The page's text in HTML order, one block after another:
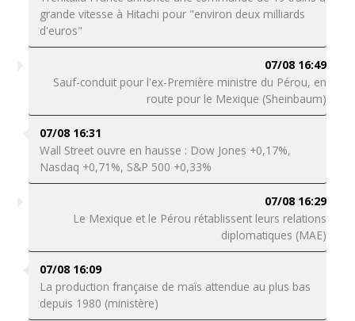
grande vitesse à Hitachi pour "environ deux milliards
d'euros"
07/08 16:49
Sauf-conduit pour l'ex-Première ministre du Pérou, en
route pour le Mexique (Sheinbaum)
07/08 16:31
Wall Street ouvre en hausse : Dow Jones +0,17%,
Nasdaq +0,71%, S&P 500 +0,33%
07/08 16:29
Le Mexique et le Pérou rétablissent leurs relations
diplomatiques (MAE)
07/08 16:09
La production française de maïs attendue au plus bas
depuis 1980 (ministère)